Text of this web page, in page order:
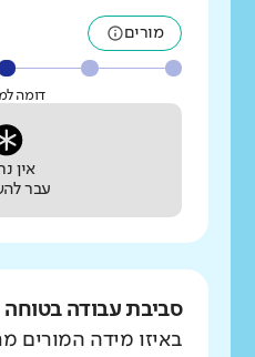
מורים
דומה
אין
עבר
סביבת עבודה בטוחה
באיזו מידה המורים